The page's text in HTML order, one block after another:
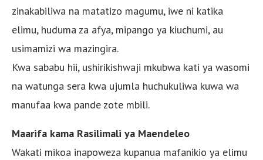
zinakabiliwa na matatizo magumu, iwe ni katika
elimu, huduma za afya, mipango ya kiuchumi, au
usimamizi wa mazingira.
Kwa sababu hii, ushirikishwaji mkubwa kati ya wasomi
na watunga sera kwa ujumla huchukuliwa kuwa wa
manufaa kwa pande zote mbili.
Maarifa kama Rasilimali ya Maendeleo
Wakati mikoa inapoweza kupanua mafanikio ya elimu